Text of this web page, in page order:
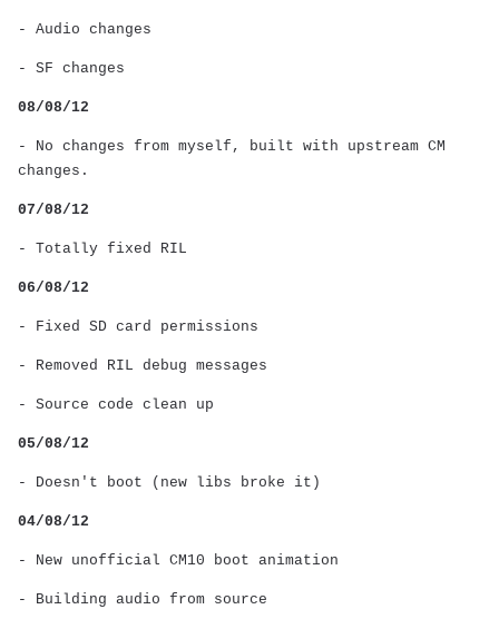
- Audio changes
- SF changes
08/08/12
- No changes from myself, built with upstream CM
changes.
07/08/12
- Totally fixed RIL
06/08/12
- Fixed SD card permissions
- Removed RIL debug messages
- Source code clean up
05/08/12
- Doesn't boot (new libs broke it)
04/08/12
- New unofficial CM10 boot animation
- Building audio from source